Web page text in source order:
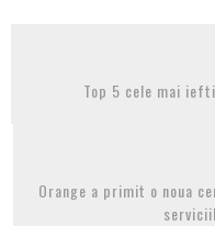
Top 5 cele mai
Orange a primit o noua